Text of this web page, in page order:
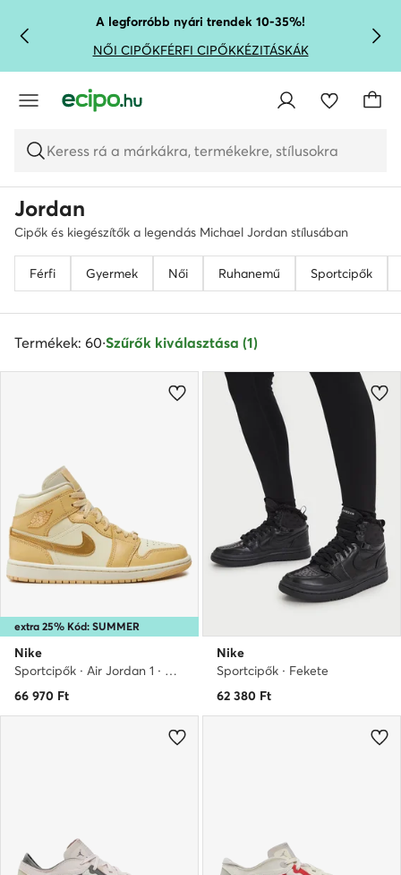
UGRÁS A FŐ TARTALOMRA
UGRÁS A KERESÉSHEZA legforróbb nyári trendek 10-35%!
NŐI CIPŐKFÉRFI CIPŐKKÉZITÁSKÁK
Keress rá a márkákra, termékekre, stílusokra
Jordan
Cipők és kiegészítők a legendás Michael Jordan stílusában
Férfi Gyermek Női Ruhanemű Sportcipők
Termékek: 60·Szűrők kiválasztása (1)
extra 25% Kód: SUMMER
Nike
Sportcipők · Air Jordan 1 · Krém
66 970 Ft
Nike
Sportcipők · Fekete
62 380 Ft